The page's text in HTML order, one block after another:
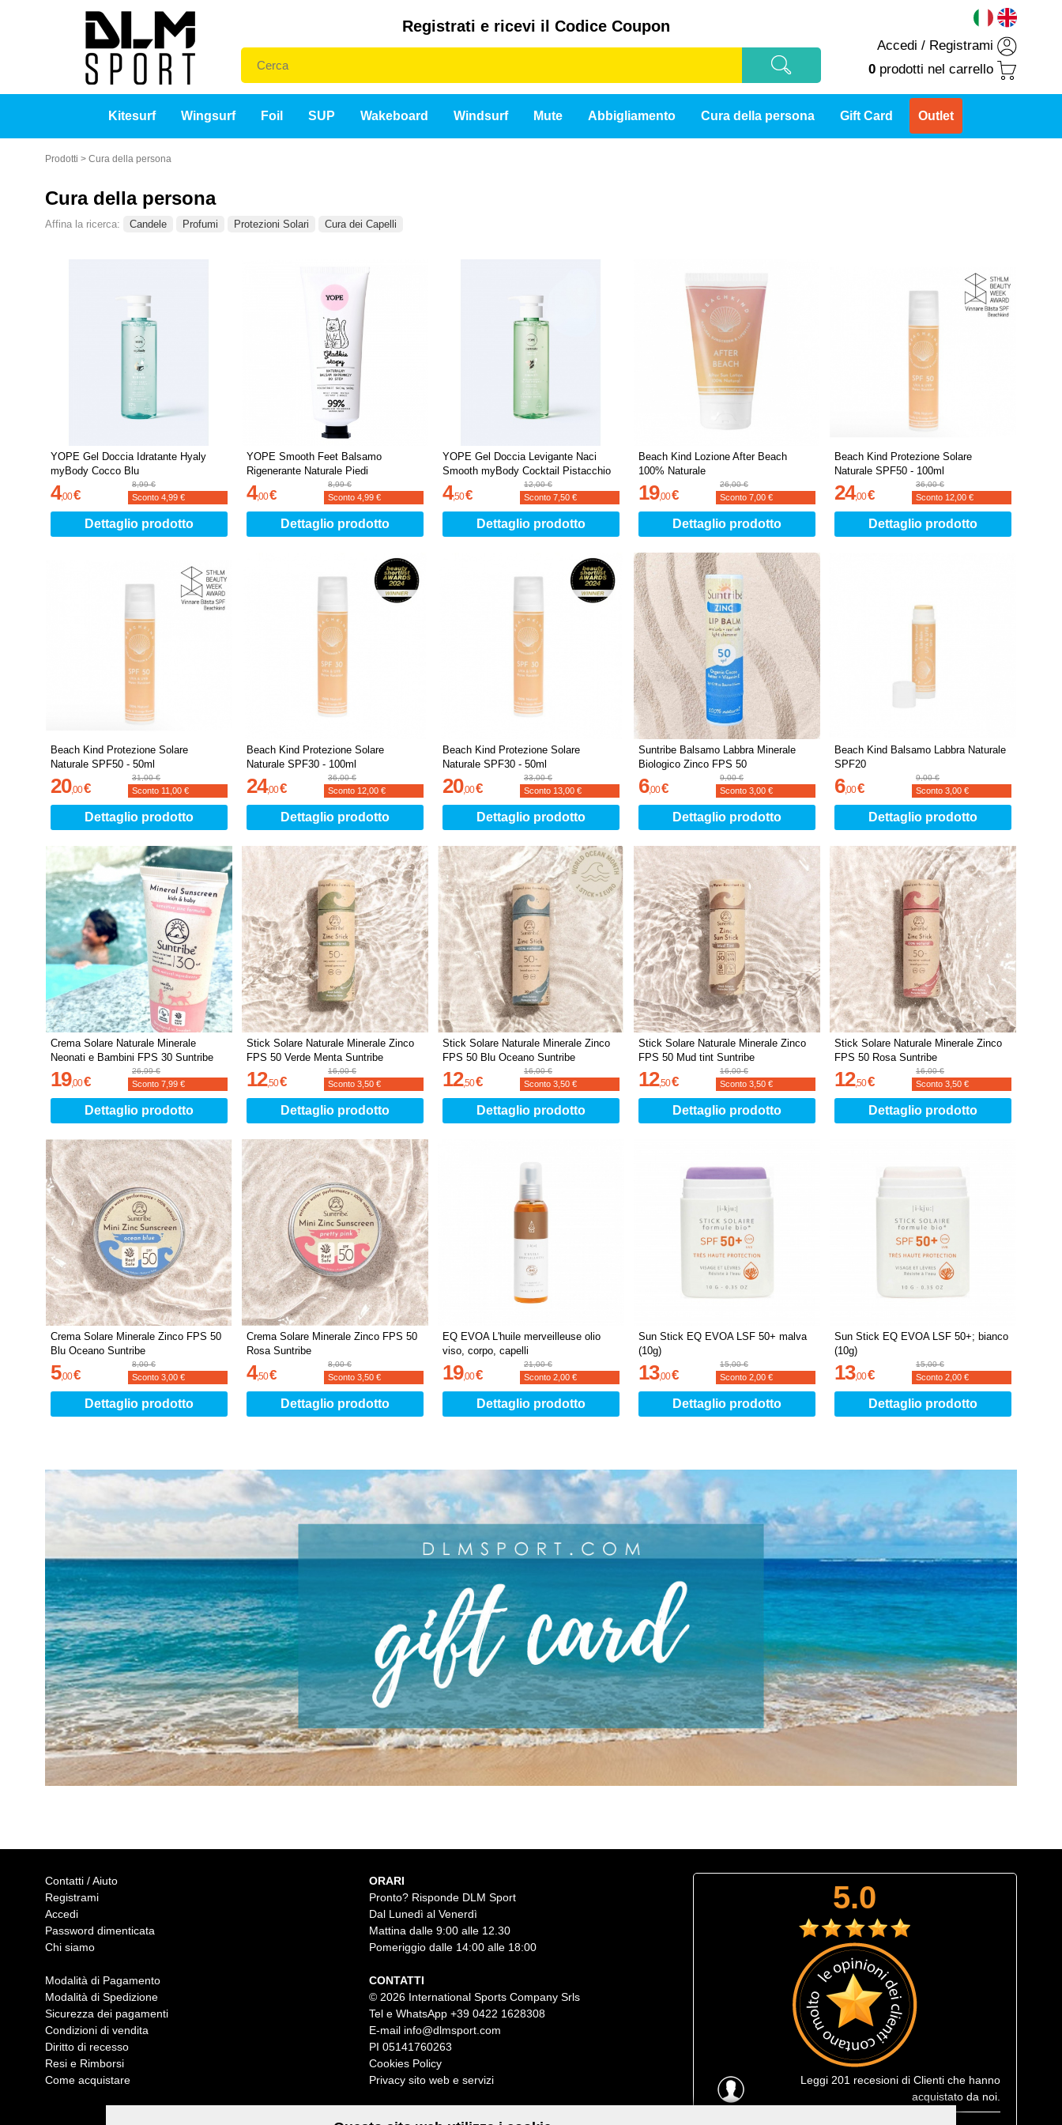
Registrati e ricevi il Codice Coupon
Accedi / Registrami
0 prodotti nel carrello
Kitesurf Wingsurf Foil SUP Wakeboard Windsurf Mute Abbigliamento Cura della persona Gift Card Outlet
Prodotti > Cura della persona
Cura della persona
Affina la ricerca: Candele Profumi Protezioni Solari Cura dei Capelli
YOPE Gel Doccia Idratante Hyaly
myBody Cocco Blu
4,00€
8,99 €
Sconto 4,99 €
Dettaglio prodotto
YOPE Smooth Feet Balsamo
Rigenerante Naturale Piedi
4,00€
8,99 €
Sconto 4,99 €
Dettaglio prodotto
YOPE Gel Doccia Levigante Naci
Smooth myBody Cocktail Pistacchio
4,50€
12,00 €
Sconto 7,50 €
Dettaglio prodotto
Beach Kind Lozione After Beach
100% Naturale
19,00€
26,00 €
Sconto 7,00 €
Dettaglio prodotto
Beach Kind Protezione Solare
Naturale SPF50 - 100ml
24,00€
36,00 €
Sconto 12,00 €
Dettaglio prodotto
Beach Kind Protezione Solare
Naturale SPF50 - 50ml
20,00€
31,00 €
Sconto 11,00 €
Dettaglio prodotto
Beach Kind Protezione Solare
Naturale SPF30 - 100ml
24,00€
36,00 €
Sconto 12,00 €
Dettaglio prodotto
Beach Kind Protezione Solare
Naturale SPF30 - 50ml
20,00€
33,00 €
Sconto 13,00 €
Dettaglio prodotto
Suntribe Balsamo Labbra Minerale
Biologico Zinco FPS 50
6,00€
9,00 €
Sconto 3,00 €
Dettaglio prodotto
Beach Kind Balsamo Labbra Naturale
SPF20
6,00€
9,00 €
Sconto 3,00 €
Dettaglio prodotto
Crema Solare Naturale Minerale
Neonati e Bambini FPS 30 Suntribe
19,00€
26,99 €
Sconto 7,99 €
Dettaglio prodotto
Stick Solare Naturale Minerale Zinco
FPS 50 Verde Menta Suntribe
12,50€
16,00 €
Sconto 3,50 €
Dettaglio prodotto
Stick Solare Naturale Minerale Zinco
FPS 50 Blu Oceano Suntribe
12,50€
16,00 €
Sconto 3,50 €
Dettaglio prodotto
Stick Solare Naturale Minerale Zinco
FPS 50 Mud tint Suntribe
12,50€
16,00 €
Sconto 3,50 €
Dettaglio prodotto
Stick Solare Naturale Minerale Zinco
FPS 50 Rosa Suntribe
12,50€
16,00 €
Sconto 3,50 €
Dettaglio prodotto
Crema Solare Minerale Zinco FPS 50
Blu Oceano Suntribe
5,00€
8,00 €
Sconto 3,00 €
Dettaglio prodotto
Crema Solare Minerale Zinco FPS 50
Rosa Suntribe
4,50€
8,00 €
Sconto 3,50 €
Dettaglio prodotto
EQ EVOA L'huile merveilleuse olio
viso, corpo, capelli
19,00€
21,00 €
Sconto 2,00 €
Dettaglio prodotto
Sun Stick EQ EVOA LSF 50+ malva
(10g)
13,00€
15,00 €
Sconto 2,00 €
Dettaglio prodotto
Sun Stick EQ EVOA LSF 50+; bianco
(10g)
13,00€
15,00 €
Sconto 2,00 €
Dettaglio prodotto
Contatti / Aiuto
Registrami
Accedi
Password dimenticata
Chi siamo
Modalità di Pagamento
Modalità di Spedizione
Sicurezza dei pagamenti
Condizioni di vendita
Diritto di recesso
Resi e Rimborsi
Come acquistare
ORARI
Pronto? Risponde DLM Sport
Dal Lunedì al Venerdì
Mattina dalle 9:00 alle 12.30
Pomeriggio dalle 14:00 alle 18:00
CONTATTI
© 2026 International Sports Company Srls
Tel e WhatsApp +39 0422 1628308
E-mail info@dlmsport.com
PI 05141760263
Cookies Policy
Privacy sito web e servizi
5.0
Leggi 201 recesionidi Clienti che hanno
acquistato da noi.